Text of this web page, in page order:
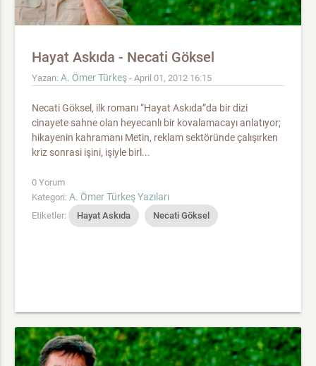
Hayat Askıda - Necati Göksel
Yazan: A. Ömer Türkeş - April 01, 2012 16:15
Necati Göksel, ilk romanı “Hayat Askıda”da bir dizi
cinayete sahne olan heyecanlı bir kovalamacayı anlatıyor;
hikayenin kahramanı Metin, reklam sektöründe çalışırken
kriz sonrasi işini, işiyle birl...
0 Yorum
Kategori: A. Ömer Türkeş Yazıları
Etiketler: Hayat Askıda Necati Göksel